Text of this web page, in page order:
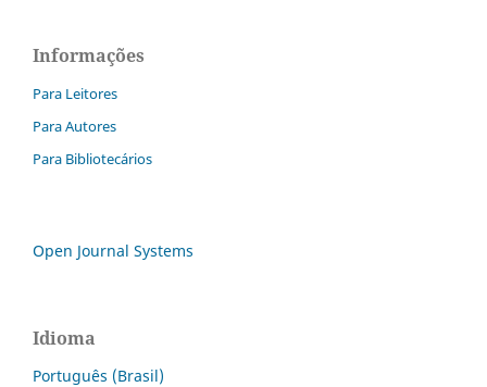
Informações
Para Leitores
Para Autores
Para Bibliotecários
Open Journal Systems
Idioma
Português (Brasil)